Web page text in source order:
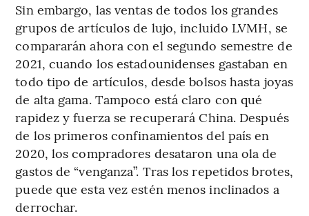
Sin embargo, las ventas de todos los grandes
grupos de artículos de lujo, incluido LVMH, se
compararán ahora con el segundo semestre de
2021, cuando los estadounidenses gastaban en
todo tipo de artículos, desde bolsos hasta joyas
de alta gama. Tampoco está claro con qué
rapidez y fuerza se recuperará China. Después
de los primeros confinamientos del país en
2020, los compradores desataron una ola de
gastos de “venganza”. Tras los repetidos brotes,
puede que esta vez estén menos inclinados a
derrochar.